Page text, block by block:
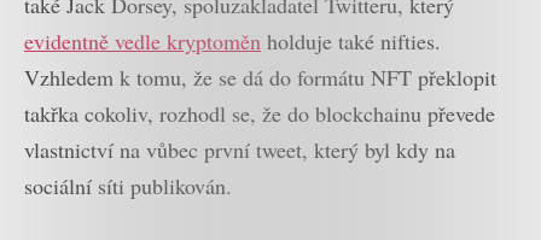
evidentně vedle kryptoměn holduje také nifties.
Vzhledem k tomu, že se dá do formátu NFT překlopit
takřka cokoliv, rozhodl se, že do blockchainu převede
vlastnictví na vůbec první tweet, který byl kdy na
sociální síti publikován.